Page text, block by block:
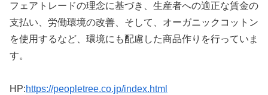
フェアトレードの理念に基づき、生産者への適正な賃金の
支払い、労働環境の改善、そして、オーガニックコットン
を使用するなど、環境にも配慮した商品作りを行っていま
す。
HP:https://peopletree.co.jp/index.html